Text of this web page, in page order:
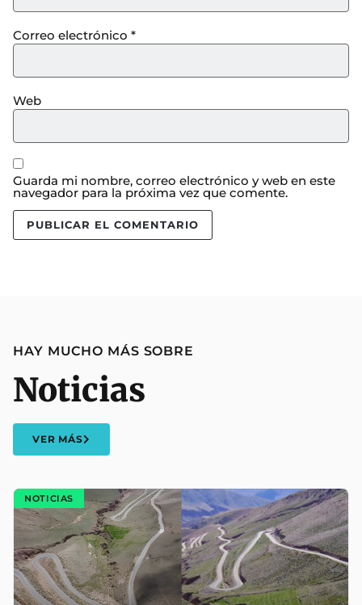
Correo electrónico *
Web
Guarda mi nombre, correo electrónico y web en este
navegador para la próxima vez que comente.
HAY MUCHO MÁS SOBRE
Noticias
VER MÁS
NOTICIAS